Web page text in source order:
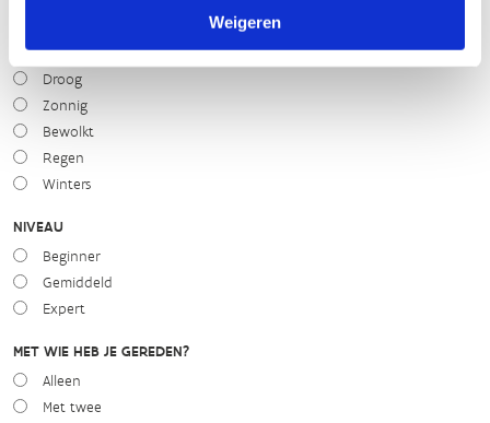
Weigeren
WEER
Droog
Zonnig
Bewolkt
Regen
Winters
NIVEAU
Beginner
Gemiddeld
Expert
MET WIE HEB JE GEREDEN?
Alleen
Met twee